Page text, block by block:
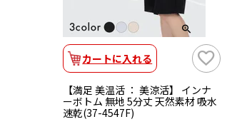
カートに入れる
【満足 美温活 ： 美涼活】 インナ
ーボトム 無地 5分丈 天然素材 吸水
速乾(37-4547F)